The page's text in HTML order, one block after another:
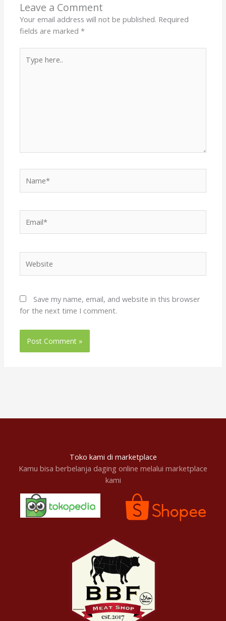
Leave a Comment
Your email address will not be published. Required
fields are marked*
here..
Save my name, email, and website in this browser
for the next time I comment.
Toko kami di marketplace
Kamu bisa berbelanja daging online melalui marketplace
kami